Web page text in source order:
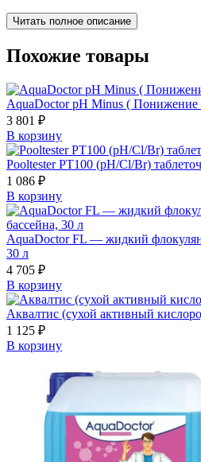
Читать полное описание
Похожие товары
AquaDoctor pH Minus ( Понижение
3 801 ₽
В корзину
Pooltester PT100 (pH/Cl/Br)
1 086 ₽
В корзину
AquaDoctor FL — жидкий
30 л
4 705 ₽
В корзину
Аквалтис (сухой активный
1 125 ₽
В корзину